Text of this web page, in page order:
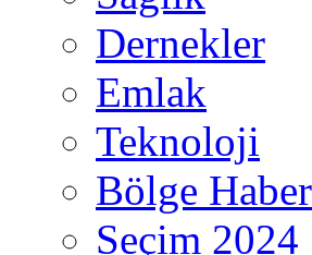
Dernekler
Emlak
Teknoloji
Bölge
Seçim 2024